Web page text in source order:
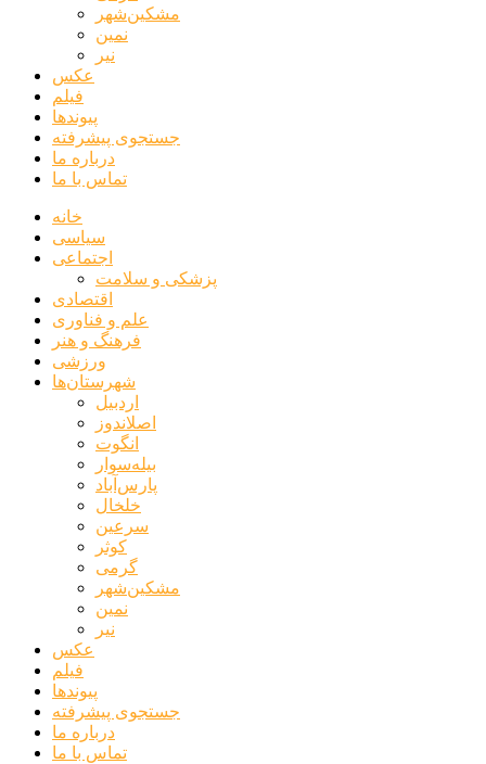
مشکین‌شهر
نمین
نیر
عکس
فیلم
پیوندها
جستجوی پیشرفته
درباره ما
تماس با ما
خانه
سیاسی
اجتماعی
پزشکی و سلامت
اقتصادی
علم و فناوری
فرهنگ و هنر
ورزشی
شهرستان‌ها
اردبیل
اصلاندوز
انگوت
بیله‌سوار
پارس‌آباد
خلخال
سرعین
کوثر
گرمی
مشکین‌شهر
نمین
نیر
عکس
فیلم
پیوندها
جستجوی پیشرفته
درباره ما
تماس با ما